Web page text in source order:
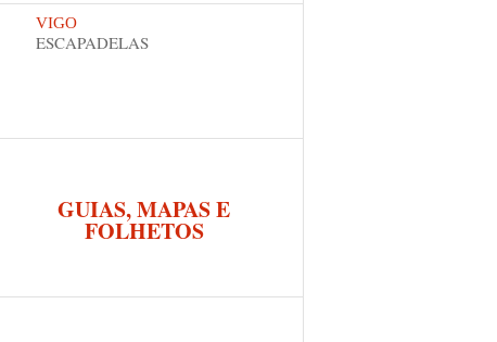
VIGO
ESCAPADELAS
GUIAS, MAPAS E
FOLHETOS